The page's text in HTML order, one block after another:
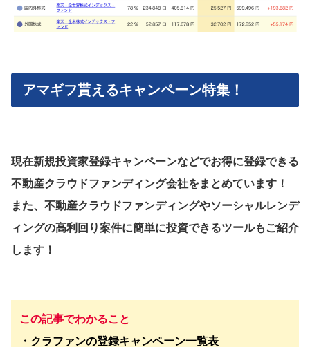
アマギフ貰えるキャンペーン特集！
現在新規投資家登録キャンペーンなどでお得に登録できる
不動産クラウドファンディング会社をまとめています！
また、不動産クラウドファンディングやソーシャルレンデ
ィングの高利回り案件に簡単に投資できるツールもご紹介
します！
この記事でわかること
・クラファンの登録キャンペーン一覧表